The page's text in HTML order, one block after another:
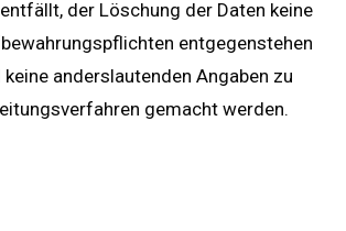
der Löschung der Daten keine
entgegenstehen
anderslautenden Angaben zu
gemacht werden.